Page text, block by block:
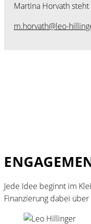
Martina Horvath
m.horvath@leo-
Jede Idee beginnt im
Finanzierung dabei